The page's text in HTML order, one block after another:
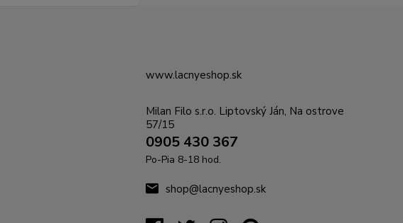
www.lacnyeshop.sk
Milan Filo s.r.o. Liptovský Ján, Na ostrove
57/15
0905 430 367
Po-Pia 8-18 hod.
shop@lacnyeshop.sk